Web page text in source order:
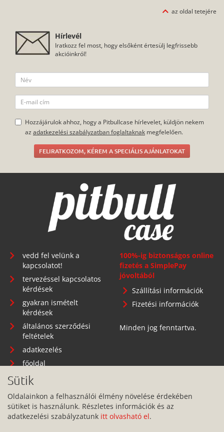
az oldal tetejére
Hírlevél
Iratkozz fel most, hogy elsőként értesülj legfrissebb
akcióinkról!
Hozzájárulok ahhoz, hogy a Pitbullcase hírlevelet, küldjön nekem
az adatkezelési szabályzatban foglaltaknak megfelelően.
FELIRATKOZOM, KÉREM A SPECIÁLIS AJÁNLATOKAT
vedd fel velünk a
kapcsolatot!
tervezéssel kapcsolatos
kérdések
gyakran ismételt
kérdések
általános szerződési
feltételek
adatkezelés
főoldal
100%-ig biztonságos online
fizetés a SimplePay
jóvoltából
Szállítási információk
Fizetési információk
Minden jog fenntartva.
Telephely: 1134 Budapest, Angyalföldi út 25.
Sütik
Oldalainkon a felhasználói élmény növelése érdekében
sütiket is használunk. Részletes információk és az
adatkezelési szabályzatunk itt olvasható el.